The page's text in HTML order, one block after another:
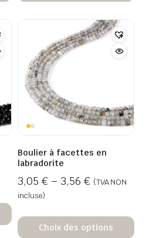
Boulier à facettes en
labradorite
3,05 € – 3,56 € (TVA NON
incluse)
Choix des options